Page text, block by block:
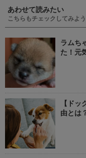
あわせて読みたい
こちらもチェックしてみよう
ラムち
た！元
【ド
由とは